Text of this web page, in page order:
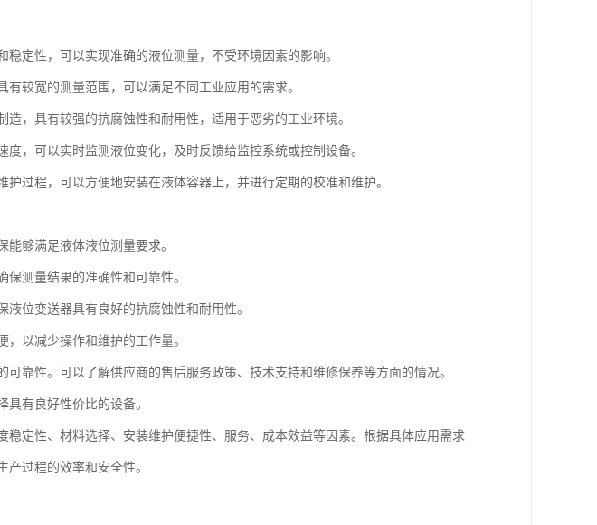
定性，可以实现准确的液位测量，不受环境因素的影响。
较宽的测量范围，可以满足不同工业应用的需求。
，具有较强的抗腐蚀性和耐用性，适用于恶劣的工业环境。
，可以实时监测液位变化，及时反馈给监控系统或控制设备。
过程，可以方便地安装在液体容器上，并进行定期的校准和维护。
够满足液体液位测量要求。
测量结果的准确性和可靠性。
位变送器具有良好的抗腐蚀性和耐用性。
以减少操作和维护的工作量。
靠性。可以了解供应商的售后服务政策、技术支持和维修保养等方面的情况。
有良好性价比的设备。
定性、材料选择、安装维护便捷性、服务、成本效益等因素。根据具体应用需求
过程的效率和安全性。